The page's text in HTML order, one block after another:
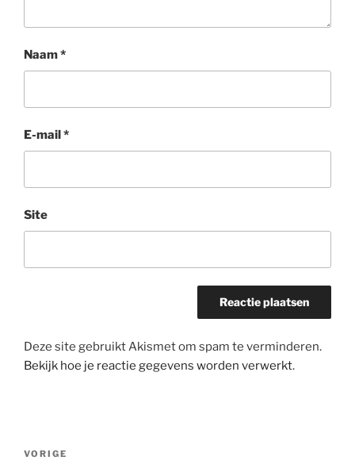
Naam*
E-mail*
Site
Deze site gebruikt Akismet om spam te verminderen.
Bekijk hoe je reactie gegevens worden verwerkt.
Vorig
VORIGE